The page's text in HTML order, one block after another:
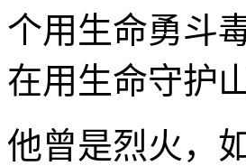
个用生命勇斗
在用生命守护
他曾是烈火，